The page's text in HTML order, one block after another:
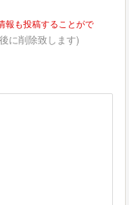
報も投稿することがで
に削除致します)